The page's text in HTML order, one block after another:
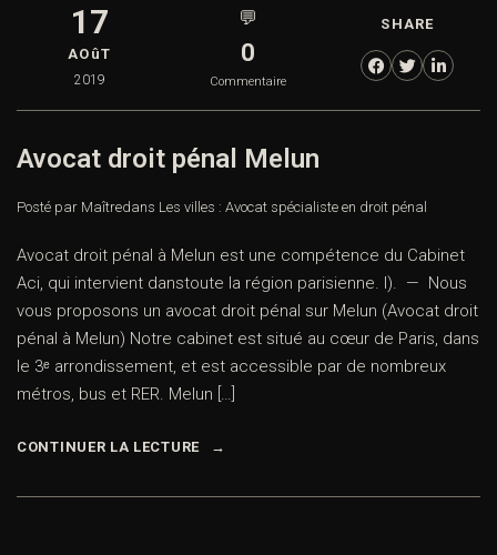
17
AOûT
2019
💬
0
Commentaire
SHARE
Avocat droit pénal Melun
Posté par Maîtredans Les villes : Avocat spécialiste en droit pénal
Avocat droit pénal à Melun est une compétence du Cabinet
Aci, qui intervient danstoute la région parisienne. I). — Nous
vous proposons un avocat droit pénal sur Melun (Avocat droit
pénal à Melun) Notre cabinet est situé au cœur de Paris, dans
le 3ᵉ arrondissement, et est accessible par de nombreux
métros, bus et RER. Melun […]
CONTINUER LA LECTURE